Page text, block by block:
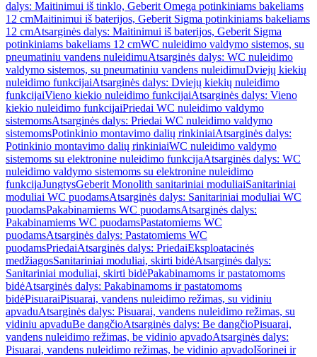
dalys: Maitinimui iš tinklo, Geberit Omega potinkiniams bakeliams
12 cmMaitinimui iš baterijos, Geberit Sigma potinkiniams bakeliams
12 cmAtsarginės dalys: Maitinimui iš baterijos, Geberit Sigma
potinkiniams bakeliams 12 cmWC nuleidimo valdymo sistemos, su
pneumatiniu vandens nuleidimuAtsarginės dalys: WC nuleidimo
valdymo sistemos, su pneumatiniu vandens nuleidimuDviejų kiekių
nuleidimo funkcijaiAtsarginės dalys: Dviejų kiekių nuleidimo
funkcijaiVieno kiekio nuleidimo funkcijaiAtsarginės dalys: Vieno
kiekio nuleidimo funkcijaiPriedai WC nuleidimo valdymo
sistemomsAtsarginės dalys: Priedai WC nuleidimo valdymo
sistemomsPotinkinio montavimo dalių rinkiniaiAtsarginės dalys:
Potinkinio montavimo dalių rinkiniaiWC nuleidimo valdymo
sistemoms su elektronine nuleidimo funkcijaAtsarginės dalys: WC
nuleidimo valdymo sistemoms su elektronine nuleidimo
funkcijaJungtysGeberit Monolith sanitariniai moduliaiSanitariniai
moduliai WC puodamsAtsarginės dalys: Sanitariniai moduliai WC
puodamsPakabinamiems WC puodamsAtsarginės dalys:
Pakabinamiems WC puodamsPastatomiems WC
puodamsAtsarginės dalys: Pastatomiems WC
puodamsPriedaiAtsarginės dalys: PriedaiEksploatacinės
medžiagosSanitariniai moduliai, skirti bidėAtsarginės dalys:
Sanitariniai moduliai, skirti bidėPakabinamoms ir pastatomoms
bidėAtsarginės dalys: Pakabinamoms ir pastatomoms
bidėPisuaraiPisuarai, vandens nuleidimo režimas, su vidiniu
apvaduAtsarginės dalys: Pisuarai, vandens nuleidimo režimas, su
vidiniu apvaduBe dangčioAtsarginės dalys: Be dangčioPisuarai,
vandens nuleidimo režimas, be vidinio apvadoAtsarginės dalys:
Pisuarai, vandens nuleidimo režimas, be vidinio apvadoIšorinei ir